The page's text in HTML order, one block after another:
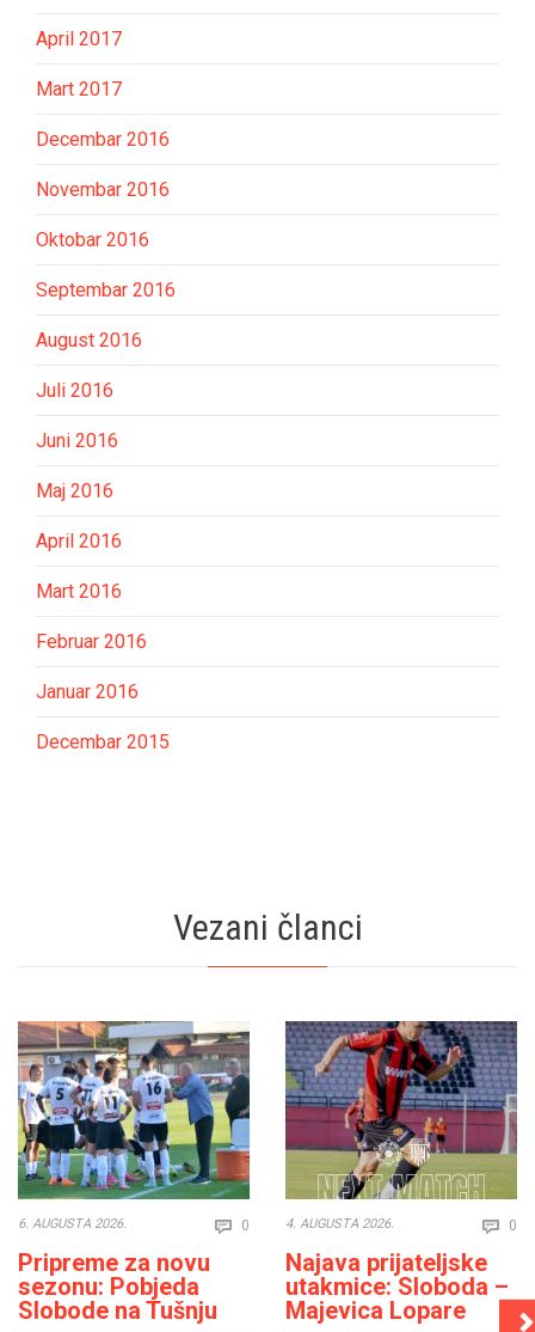
April 2017
Mart 2017
Decembar 2016
Novembar 2016
Oktobar 2016
Septembar 2016
August 2016
Juli 2016
Juni 2016
Maj 2016
April 2016
Mart 2016
Februar 2016
Januar 2016
Decembar 2015
Vezani članci
6. AUGUSTA 2026.  0 Comments
Pripreme za novu
sezonu: Pobjeda
Slobode na Tušnju
4. AUGUSTA 2026.  0
Najava prijateljske
utakmice: Sloboda –
Majevica Lopare